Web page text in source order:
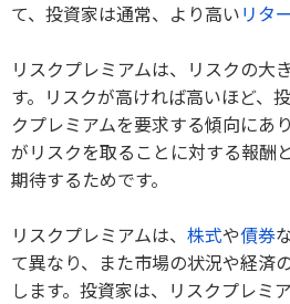
て、投資家は通常、より高いリタ
リスクプレミアムは、リスクの大
す。リスクが高ければ高いほど、
クプレミアムを要求する傾向にあ
がリスクを取ることに対する報酬
期待するためです。
リスクプレミアムは、 株式や債券
て異なり、また市場の状況や経済
します。投資家は、リスクプレミ